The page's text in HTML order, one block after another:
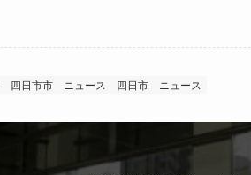
四日市市 ニュース 四日市 ニュース